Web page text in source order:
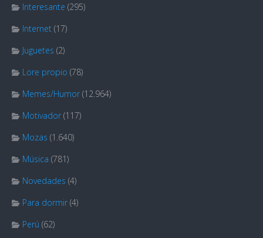
Interesante (295)
Internet (17)
Juguetes (2)
Lore propio (78)
Memes/Humor (12.964)
Motivador (117)
Mozas (1.640)
Música (781)
Novedades (4)
Para dormir (4)
Perú (62)